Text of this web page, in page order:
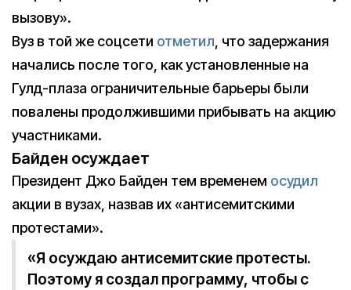
вызову».
Вуз в той же соцсети отметил, что задержания
начались после того, как установленные на
Гулд-плаза ограничительные барьеры были
повалены продолжившими прибывать на акцию
участниками.
Байден осуждает
Президент Джо Байден тем временем осудил
акции в вузах, назвав их «антисемитскими
протестами».
«Я осуждаю антисемитские протесты.
Поэтому я создал программу, чтобы с